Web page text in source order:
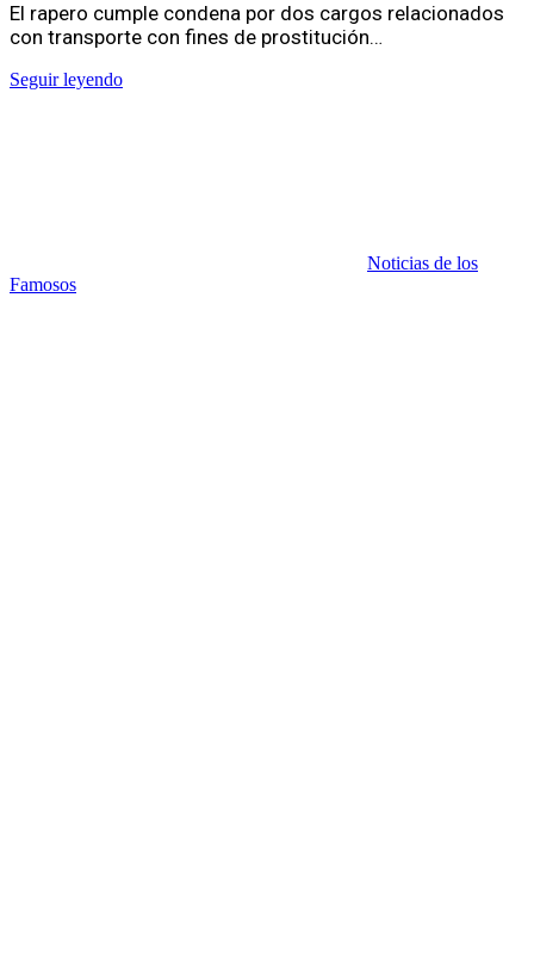
El rapero cumple condena por dos cargos relacionados
con transporte con fines de prostitución…
Seguir leyendo
Noticias de los
Famosos